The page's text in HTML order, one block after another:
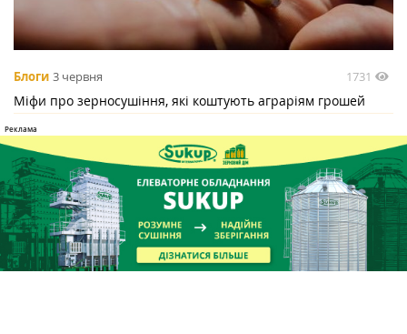
Блоги 3 червня 1731
Міфи про зерносушіння, які коштують аграріям грошей